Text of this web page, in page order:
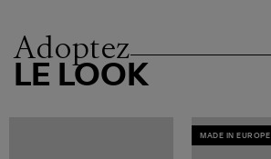
Adoptez
LE LOOK
MADE IN EUROPE